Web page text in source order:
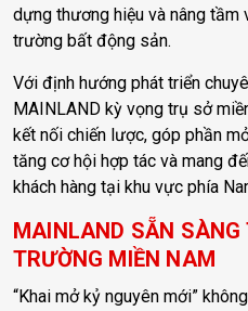
dựng thương hiệu và nâng tầm
trường bất động sản.
Với định hướng phát triển
MAINLAND kỳ vọng trụ sở
kết nối chiến lược, góp phần
tăng cơ hội hợp tác và mang
khách hàng tại khu vực phía
MAINLAND SẴN SÀNG
TRƯỜNG MIỀN NAM
“Khai mở kỷ nguyên mới”